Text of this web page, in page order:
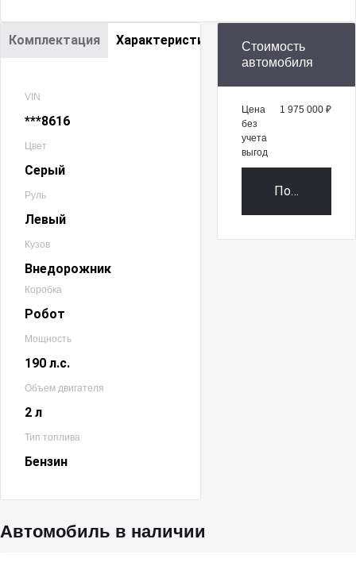
Комплектация Характеристики
VIN
***8616
Цвет
Серый
Руль
Левый
Кузов
Внедорожник
Коробка
Робот
Мощность
190 л.с.
Объем двигателя
2 л
Тип топлива
Бензин
Стоимость
автомобиля
Цена
без
учета
выгод
1 975 000 ₽
Получить
Автомобиль в наличии